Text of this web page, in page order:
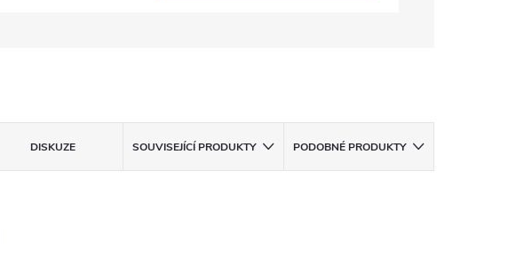
DISKUZE SOUVISEJÍCÍ PRODUKTY PODOBNÉ PRODUKTY